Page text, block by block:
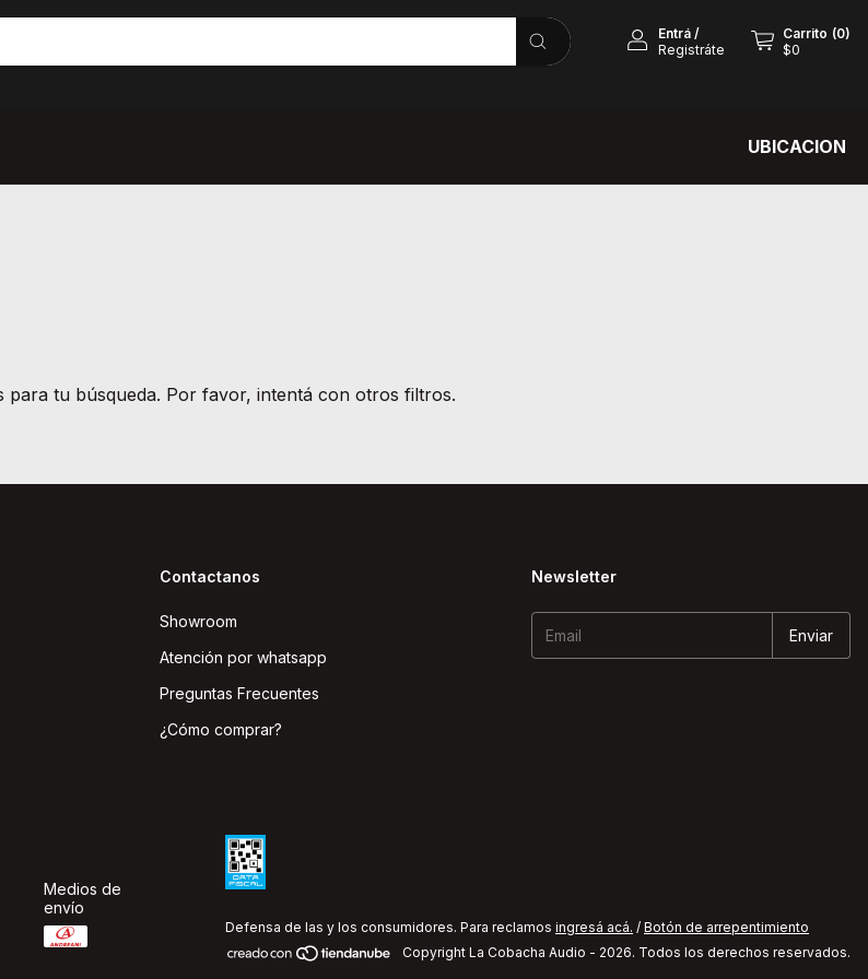
Entrá/
Registráte
Carrito (0)
$0
UBICACION
para tu búsqueda. Por favor, intentá con otros filtros.
Contactanos
Showroom
Atención por whatsapp
Preguntas Frecuentes
¿Cómo comprar?
Newsletter
Medios de
envío
Defensa de las y los consumidores. Para reclamos ingresá acá. / Botón de arrepentimiento
Copyright La Cobacha Audio - 2026. Todos los derechos reservados.